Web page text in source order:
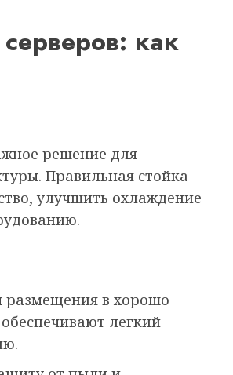
как
решение для
Правильная стойка
улучшить охлаждение
размещения в хорошо
легкий